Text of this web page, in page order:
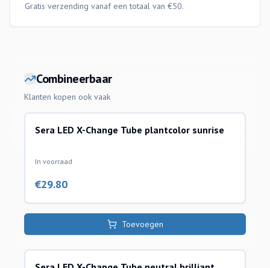
Gratis verzending vanaf een totaal van €50.
Combineerbaar
Klanten kopen ook vaak
verlichting toebehoren
Sera LED X-Change Tube plantcolor sunrise
In voorraad
€29.80
Toevoegen
verlichting toebehoren